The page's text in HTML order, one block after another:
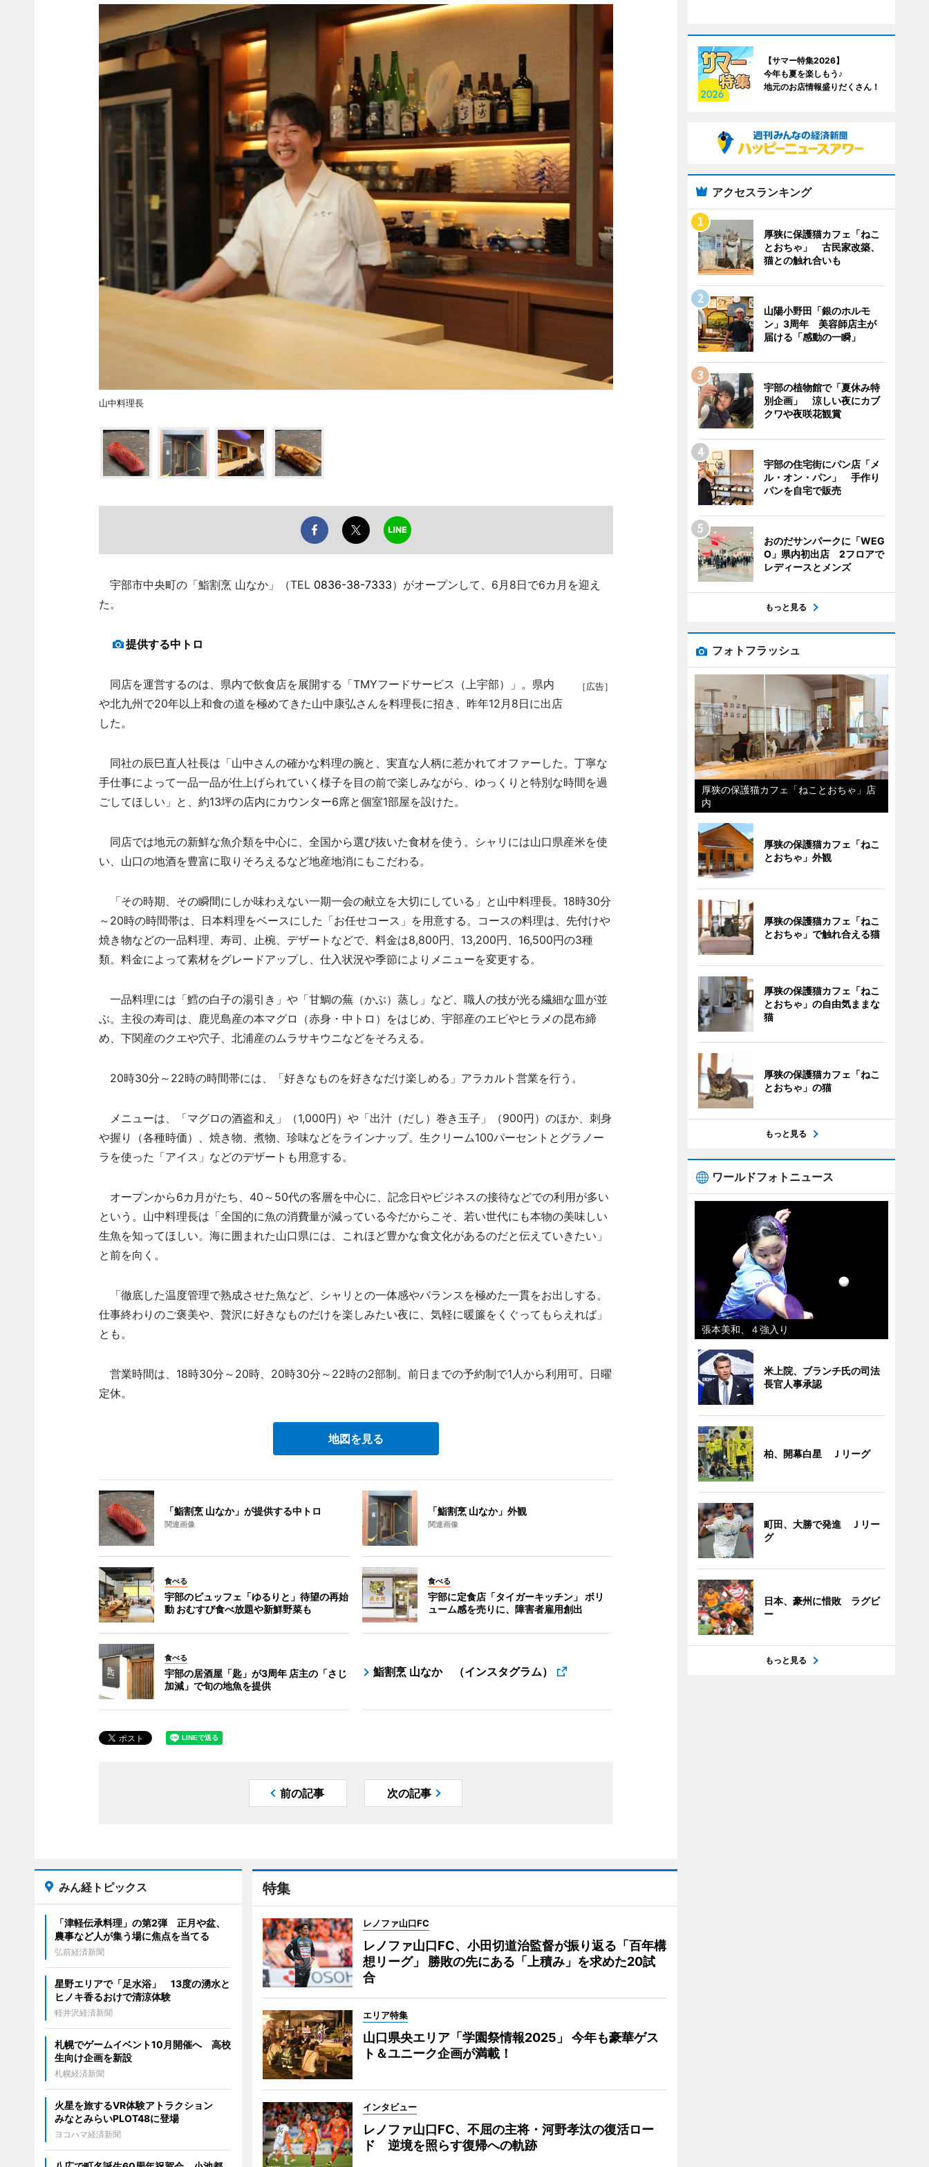
山中料理長
宇部市中央町の「鮨割烹 山なか」（TEL 0836-38-7333）がオープンして、6月8日で6カ月を迎え
た。
提供する中トロ
［広告］
同店を運営するのは、県内で飲食店を展開する「TMYフードサービス（上宇部）」。県内
や北九州で20年以上和食の道を極めてきた山中康弘さんを料理長に招き、昨年12月8日に出店
した。
同社の辰巳直人社長は「山中さんの確かな料理の腕と、実直な人柄に惹かれてオファーした。丁寧な
手仕事によって一品一品が仕上げられていく様子を目の前で楽しみながら、ゆっくりと特別な時間を過
ごしてほしい」と、約13坪の店内にカウンター6席と個室1部屋を設けた。
同店では地元の新鮮な魚介類を中心に、全国から選び抜いた食材を使う。シャリには山口県産米を使
い、山口の地酒を豊富に取りそろえるなど地産地消にもこだわる。
「その時期、その瞬間にしか味わえない一期一会の献立を大切にしている」と山中料理長。18時30分
～20時の時間帯は、日本料理をベースにした「お任せコース」を用意する。コースの料理は、先付けや
焼き物などの一品料理、寿司、止椀、デザートなどで、料金は8,800円、13,200円、16,500円の3種
類。料金によって素材をグレードアップし、仕入状況や季節によりメニューを変更する。
一品料理には「鱈の白子の湯引き」や「甘鯛の蕪（かぶ）蒸し」など、職人の技が光る繊細な皿が並
ぶ。主役の寿司は、鹿児島産の本マグロ（赤身・中トロ）をはじめ、宇部産のエビやヒラメの昆布締
め、下関産のクエや穴子、北浦産のムラサキウニなどをそろえる。
20時30分～22時の時間帯には、「好きなものを好きなだけ楽しめる」アラカルト営業を行う。
メニューは、「マグロの酒盗和え」（1,000円）や「出汁（だし）巻き玉子」（900円）のほか、刺身
や握り（各種時価）、焼き物、煮物、珍味などをラインナップ。生クリーム100パーセントとグラノー
ラを使った「アイス」などのデザートも用意する。
オープンから6カ月がたち、40～50代の客層を中心に、記念日やビジネスの接待などでの利用が多い
という。山中料理長は「全国的に魚の消費量が減っている今だからこそ、若い世代にも本物の美味しい
生魚を知ってほしい。海に囲まれた山口県には、これほど豊かな食文化があるのだと伝えていきたい」
と前を向く。
「徹底した温度管理で熟成させた魚など、シャリとの一体感やバランスを極めた一貫をお出しする。
仕事終わりのご褒美や、贅沢に好きなものだけを楽しみたい夜に、気軽に暖簾をくぐってもらえれば」
とも。
営業時間は、18時30分～20時、20時30分～22時の2部制。前日までの予約制で1人から利用可。日曜
定休。
地図を見る
「鮨割烹 山なか」が提供する中トロ
関連画像
「鮨割烹 山なか」外観
関連画像
食べる
宇部のビュッフェ「ゆるりと」待望の再始
動 おむすび食べ放題や新鮮野菜も
食べる
宇部に定食店「タイガーキッチン」 ボリ
ューム感を売りに、障害者雇用創出
食べる
宇部の居酒屋「匙」が3周年 店主の「さじ
加減」で旬の地魚を提供
鮨割烹 山なか （インスタグラム）
前の記事 次の記事
特集
レノファ山口FC
レノファ山口FC、小田切道治監督が振り返る「百年構
想リーグ」 勝敗の先にある「上積み」を求めた20試
合
エリア特集
山口県央エリア「学園祭情報2025」 今年も豪華ゲス
ト＆ユニーク企画が満載！
インタビュー
レノファ山口FC、不屈の主将・河野孝汰の復活ロー
ド 逆境を照らす復帰への軌跡
みん経トピックス
「津軽伝承料理」の第2弾 正月や盆、
農事など人が集う場に焦点を当てる
弘前経済新聞
星野エリアで「足水浴」 13度の湧水と
ヒノキ香るおけで清涼体験
軽井沢経済新聞
札幌でゲームイベント10月開催へ 高校
生向け企画を新設
札幌経済新聞
火星を旅するVR体験アトラクション
みなとみらいPLOT48に登場
ヨコハマ経済新聞
【サマー特集2026】
今年も夏を楽しもう♪
地元のお店情報盛りだくさん！
アクセスランキング
厚狭に保護猫カフェ「ねこ
とおちゃ」 古民家改築、
猫との触れ合いも
山陽小野田「銀のホルモ
ン」3周年 美容師店主が
届ける「感動の一瞬」
宇部の植物館で「夏休み特
別企画」 涼しい夜にカブ
クワや夜咲花観賞
宇部の住宅街にパン店「メ
ル・オン・パン」 手作り
パンを自宅で販売
おのだサンパークに「WEG
O」県内初出店 2フロアで
レディースとメンズ
もっと見る
フォトフラッシュ
厚狭の保護猫カフェ「ねことおちゃ」店
内
厚狭の保護猫カフェ「ねこ
とおちゃ」外観
厚狭の保護猫カフェ「ねこ
とおちゃ」で触れ合える猫
厚狭の保護猫カフェ「ねこ
とおちゃ」の自由気ままな
猫
厚狭の保護猫カフェ「ねこ
とおちゃ」の猫
もっと見る
ワールドフォトニュース
張本美和、４強入り
米上院、ブランチ氏の司法
長官人事承認
柏、開幕白星 Ｊリーグ
町田、大勝で発進 Ｊリー
グ
日本、豪州に惜敗 ラグビ
ー
もっと見る